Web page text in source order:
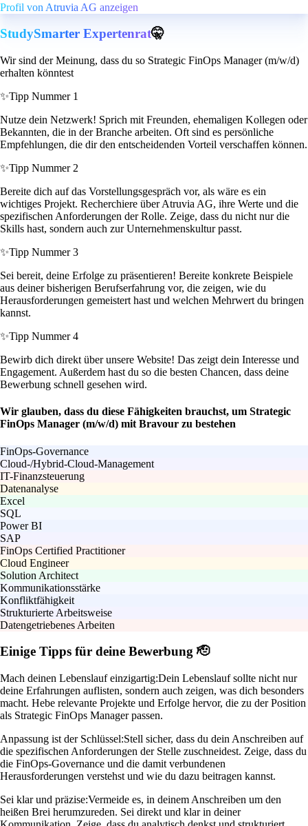
Profil von Atruvia AG anzeigen
StudySmarter Expertenrat🤫
Wir sind der Meinung, dass du so Strategic FinOps Manager (m/w/d)
erhalten könntest
✨Tipp Nummer 1
Nutze dein Netzwerk! Sprich mit Freunden, ehemaligen Kollegen oder
Bekannten, die in der Branche arbeiten. Oft sind es persönliche
Empfehlungen, die dir den entscheidenden Vorteil verschaffen können.
✨Tipp Nummer 2
Bereite dich auf das Vorstellungsgespräch vor, als wäre es ein
wichtiges Projekt. Recherchiere über Atruvia AG, ihre Werte und die
spezifischen Anforderungen der Rolle. Zeige, dass du nicht nur die
Skills hast, sondern auch zur Unternehmenskultur passt.
✨Tipp Nummer 3
Sei bereit, deine Erfolge zu präsentieren! Bereite konkrete Beispiele
aus deiner bisherigen Berufserfahrung vor, die zeigen, wie du
Herausforderungen gemeistert hast und welchen Mehrwert du bringen
kannst.
✨Tipp Nummer 4
Bewirb dich direkt über unsere Website! Das zeigt dein Interesse und
Engagement. Außerdem hast du so die besten Chancen, dass deine
Bewerbung schnell gesehen wird.
Wir glauben, dass du diese Fähigkeiten brauchst, um Strategic
FinOps Manager (m/w/d) mit Bravour zu bestehen
FinOps-Governance
Cloud-/Hybrid-Cloud-Management
IT-Finanzsteuerung
Datenanalyse
Excel
SQL
Power BI
SAP
FinOps Certified Practitioner
Cloud Engineer
Solution Architect
Kommunikationsstärke
Konfliktfähigkeit
Strukturierte Arbeitsweise
Datengetriebenes Arbeiten
Einige Tipps für deine Bewerbung 🫡
Mach deinen Lebenslauf einzigartig:Dein Lebenslauf sollte nicht nur
deine Erfahrungen auflisten, sondern auch zeigen, was dich besonders
macht. Hebe relevante Projekte und Erfolge hervor, die zu der Position
als Strategic FinOps Manager passen.
Anpassung ist der Schlüssel:Stell sicher, dass du dein Anschreiben auf
die spezifischen Anforderungen der Stelle zuschneidest. Zeige, dass du
die FinOps-Governance und die damit verbundenen
Herausforderungen verstehst und wie du dazu beitragen kannst.
Sei klar und präzise:Vermeide es, in deinem Anschreiben um den
heißen Brei herumzureden. Sei direkt und klar in deiner